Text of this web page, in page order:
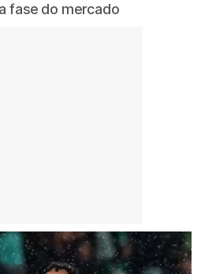
fase do mercado